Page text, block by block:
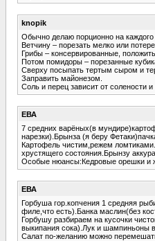
knopik
Обычно делаю порционно на каждого
Ветчину – порезать мелко или
Грибы – консервированные,
Потом помидоры – порезанные
Сверху посыпать тертым сыром и
Заправить майонезом.
Соль и перец зависит от солености
ЕВА
7 средних варёных(в
нарезки).Брынза (я беру
Картофель чистим,режем
хрустящего состояния.Брынзу
Особые нюансы:Кедровые орешки и
ЕВА
Горбуша гор.копчения 1 средняя
филе,что есть).Банка маслин(без
Горбушу разбираем на кусочки
выкипания сока).Лук и шампиньоны
Салат по-желанию можно